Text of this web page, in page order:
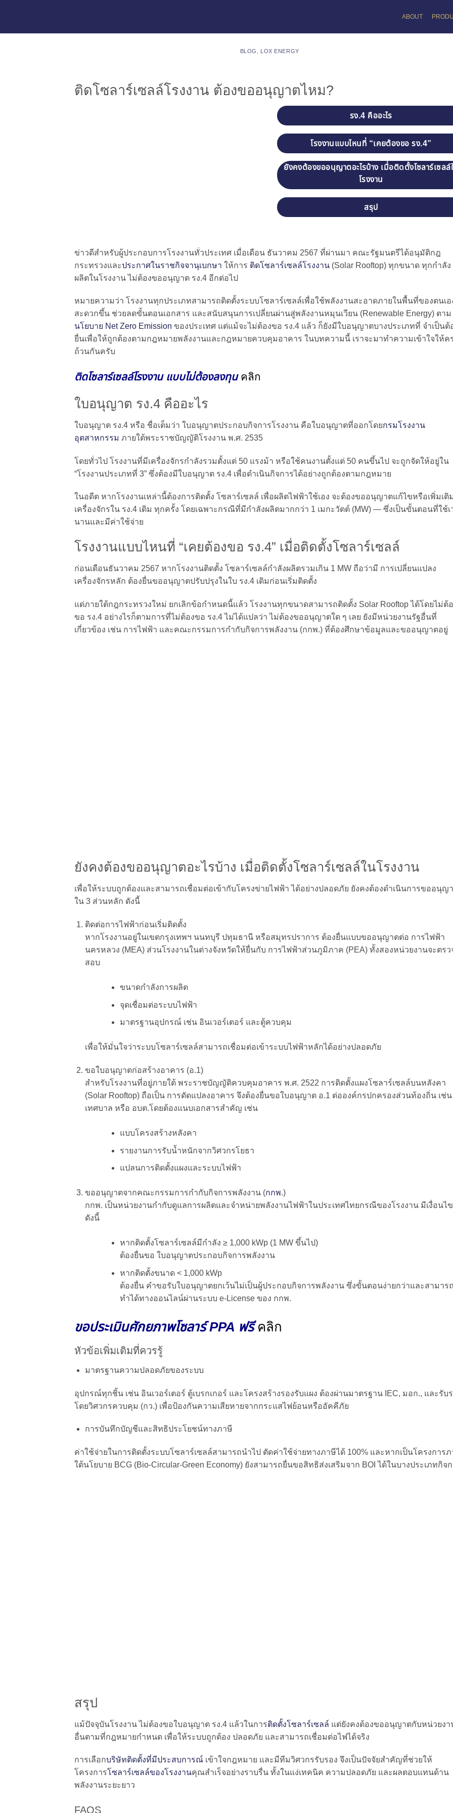
ABOUT
BLOG LOX ENERGY
ติดโซลาร์เซลล์โรงงาน ต้องขออนุญาตไหม?
รง.4 คืออะไร
โรงงานแบบไหนที่ “เคยต้องขอ รง.4”
ยังคงต้องขออนุญาตอะไรบ้าง เมื่อติดตั้งโซลาร์เซลล์
โรงงาน
สรุป
ข่าวดีสำหรับผู้ประกอบการโรงงานทั่วประเทศ เมื่อเดือน ธันวาคม 2567 ที่ผ่านมา คณะรัฐมนตรีได้อนุมัติกฎ
กระทรวงและประกาศในราชกิจจานุเบกษา ให้การ ติดโซลาร์เซลล์โรงงาน (Solar Rooftop) ทุกขนาด ทุกกำลัง
ผลิตในโรงงาน ไม่ต้องขออนุญาต รง.4 อีกต่อไป
หมายความว่า โรงงานทุกประเภทสามารถติดตั้งระบบโซลาร์เซลล์เพื่อใช้พลังงานสะอาดภายในพื้นที่ของตนเอ
สะดวกขึ้น ช่วยลดขั้นตอนเอกสาร และสนับสนุนการเปลี่ยนผ่านสู่พลังงานหมุนเวียน (Renewable Energy) ตาม
นโยบาย Net Zero Emission ของประเทศ แต่แม้จะไม่ต้องขอ รง.4 แล้ว ก็ยังมีใบอนุญาตบางประเภทที่ จำเป็นต้
ยื่นเพื่อให้ถูกต้องตามกฎหมายพลังงานและกฎหมายควบคุมอาคาร ในบทความนี้ เราจะมาทำความเข้าใจให้ค
ถ้วนกันครับ
ติดโซลาร์เซลล์โรงงาน แบบไม่ต้องลงทุน คลิก
ใบอนุญาต รง.4 คืออะไร
ใบอนุญาต รง.4 หรือ ชื่อเต็มว่า ใบอนุญาตประกอบกิจการโรงงาน คือใบอนุญาตที่ออกโดยกรมโรงงาน
อุตสาหกรรม ภายใต้พระราชบัญญัติโรงงาน พ.ศ. 2535
โดยทั่วไป โรงงานที่มีเครื่องจักรกำลังรวมตั้งแต่ 50 แรงม้า หรือใช้คนงานตั้งแต่ 50 คนขึ้นไป จะถูกจัดให้อยู่ใน
“โรงงานประเภทที่ 3” ซึ่งต้องมีใบอนุญาต รง.4 เพื่อดำเนินกิจการได้อย่างถูกต้องตามกฎหมาย
ในอดีต หากโรงงานเหล่านี้ต้องการติดตั้ง โซลาร์เซลล์ เพื่อผลิตไฟฟ้าใช้เอง จะต้องขออนุญาตแก้ไขหรือเพิ่มเติ
เครื่องจักรใน รง.4 เดิม ทุกครั้ง โดยเฉพาะกรณีที่มีกำลังผลิตมากกว่า 1 เมกะวัตต์ (MW) — ซึ่งเป็นขั้นตอนที่ใช้เ
นานและมีค่าใช้จ่าย
โรงงานแบบไหนที่ “เคยต้องขอ รง.4” เมื่อติดตั้งโซลาร์เซลล์
ก่อนเดือนธันวาคม 2567 หากโรงงานติดตั้ง โซลาร์เซลล์กำลังผลิตรวมเกิน 1 MW ถือว่ามี การเปลี่ยนแปลง
เครื่องจักรหลัก ต้องยื่นขออนุญาตปรับปรุงในใบ รง.4 เดิมก่อนเริ่มติดตั้ง
แต่ภายใต้กฎกระทรวงใหม่ ยกเลิกข้อกำหนดนี้แล้ว โรงงานทุกขนาดสามารถติดตั้ง Solar Rooftop ได้โดยไม่ต้
ขอ รง.4 อย่างไรก็ตามการที่ไม่ต้องขอ รง.4 ไม่ได้แปลว่า ไม่ต้องขออนุญาตใด ๆ เลย ยังมีหน่วยงานรัฐอื่นที่
เกี่ยวข้อง เช่น การไฟฟ้า และคณะกรรมการกำกับกิจการพลังงาน (กกพ.) ที่ต้องศึกษาข้อมูลและขออนุญาตอยู่
ยังคงต้องขออนุญาตอะไรบ้าง เมื่อติดตั้งโซลาร์เซลล์ในโรงงาน
เพื่อให้ระบบถูกต้องและสามารถเชื่อมต่อเข้ากับโครงข่ายไฟฟ้า ได้อย่างปลอดภัย ยังคงต้องดำเนินการขออนุญ
ใน 3 ส่วนหลัก ดังนี้
ติดต่อการไฟฟ้าก่อนเริ่มติดตั้ง
หากโรงงานอยู่ในเขตกรุงเทพฯ นนทบุรี ปทุมธานี หรือสมุทรปราการ ต้องยื่นแบบขออนุญาตต่อ การไฟฟ้า
นครหลวง (MEA) ส่วนโรงงานในต่างจังหวัดให้ยื่นกับ การไฟฟ้าส่วนภูมิภาค (PEA) ทั้งสองหน่วยงานจะตรว
สอบ
ขนาดกำลังการผลิต
จุดเชื่อมต่อระบบไฟฟ้า
มาตรฐานอุปกรณ์ เช่น อินเวอร์เตอร์ และตู้ควบคุม
เพื่อให้มั่นใจว่าระบบโซลาร์เซลล์สามารถเชื่อมต่อเข้าระบบไฟฟ้าหลักได้อย่างปลอดภัย
ขอใบอนุญาตก่อสร้างอาคาร (อ.1)
สำหรับโรงงานที่อยู่ภายใต้ พระราชบัญญัติควบคุมอาคาร พ.ศ. 2522 การติดตั้งแผงโซลาร์เซลล์บนหลังคา
(Solar Rooftop) ถือเป็น การดัดแปลงอาคาร จึงต้องยื่นขอใบอนุญาต อ.1 ต่อองค์กรปกครองส่วนท้องถิ่น เช่น
เทศบาล หรือ อบต.โดยต้องแนบเอกสารสำคัญ เช่น
แบบโครงสร้างหลังคา
รายงานการรับน้ำหนักจากวิศวกรโยธา
แปลนการติดตั้งแผงและระบบไฟฟ้า
ขออนุญาตจากคณะกรรมการกำกับกิจการพลังงาน (กกพ.)
กกพ. เป็นหน่วยงานกำกับดูแลการผลิตและจำหน่ายพลังงานไฟฟ้าในประเทศไทยกรณีของโรงงาน มีเงื่อนไข
ดังนี้
หากติดตั้งโซลาร์เซลล์มีกำลัง ≥ 1,000 kWp (1 MW ขึ้นไป)
ต้องยื่นขอ ใบอนุญาตประกอบกิจการพลังงาน
หากติดตั้งขนาด < 1,000 kWp
ต้องยื่น คำขอรับใบอนุญาตยกเว้นไม่เป็นผู้ประกอบกิจการพลังงาน ซึ่งขั้นตอนง่ายกว่าและสามาร
ทำได้ทางออนไลน์ผ่านระบบ e-License ของ กกพ.
ขอประเมินศักยภาพโซลาร์ PPA ฟรี คลิก
หัวข้อเพิ่มเติมที่ควรรู้
มาตรฐานความปลอดภัยของระบบ
อุปกรณ์ทุกชิ้น เช่น อินเวอร์เตอร์ ตู้เบรกเกอร์ และโครงสร้างรองรับแผง ต้องผ่านมาตรฐาน IEC, มอก., และรับ
โดยวิศวกรควบคุม (กว.) เพื่อป้องกันความเสียหายจากกระแสไฟย้อนหรืออัคคีภัย
การบันทึกบัญชีและสิทธิประโยชน์ทางภาษี
ค่าใช้จ่ายในการติดตั้งระบบโซลาร์เซลล์สามารถนำไป ตัดค่าใช้จ่ายทางภาษีได้ 100% และหากเป็นโครงการภ
ใต้นโยบาย BCG (Bio-Circular-Green Economy) ยังสามารถยื่นขอสิทธิส่งเสริมจาก BOI ได้ในบางประเภทกิจ
สรุป
แม้ปัจจุบันโรงงาน ไม่ต้องขอใบอนุญาต รง.4 แล้วในการติดตั้งโซลาร์เซลล์ แต่ยังคงต้องขออนุญาตกับหน่วยงา
อื่นตามที่กฎหมายกำหนด เพื่อให้ระบบถูกต้อง ปลอดภัย และสามารถเชื่อมต่อไฟได้จริง
การเลือกบริษัทติดตั้งที่มีประสบการณ์ เข้าใจกฎหมาย และมีทีมวิศวกรรับรอง จึงเป็นปัจจัยสำคัญที่ช่วยให้
โครงการโซลาร์เซลล์ของโรงงานคุณสำเร็จอย่างราบรื่น ทั้งในแง่เทคนิค ความปลอดภัย และผลตอบแทนด้าน
พลังงานระยะยาว
FAQS